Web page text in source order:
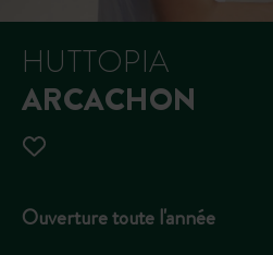
HUTTOPIA
ARCACHON
Ouverture toute l'année